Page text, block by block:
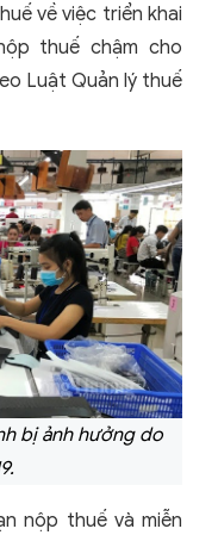
về việc triển khai
thuế chậm cho
Luật Quản lý thuế
bị ảnh hưởng do
nộp thuế và miễn